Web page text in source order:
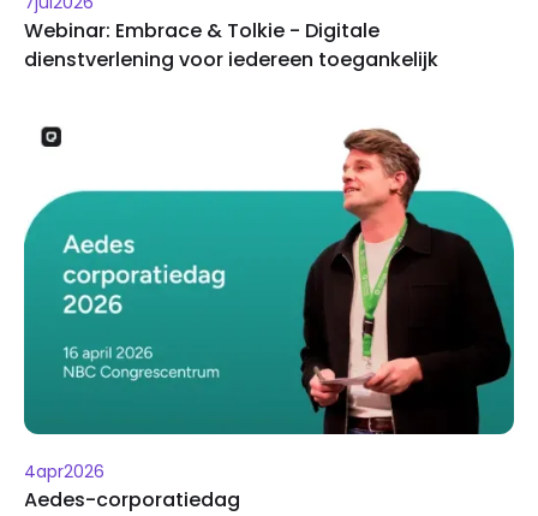
Webinar: Embrace & Tolkie - Digitale
dienstverlening voor iedereen toegankelijk
4apr2026
Aedes-corporatiedag